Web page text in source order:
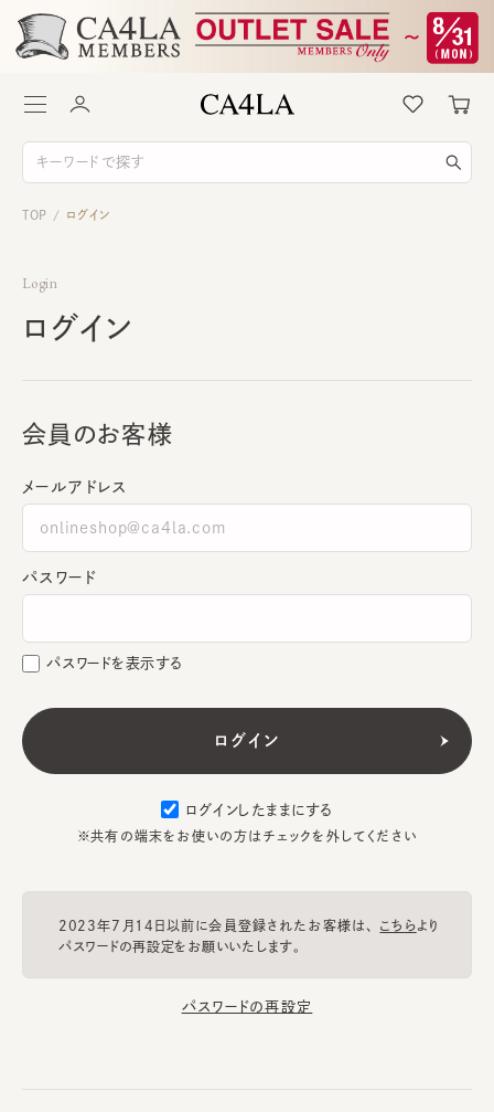
TOP / ログイン
Login
ログイン
会員のお客様
メールアドレス
パスワード
パスワードを表示する
ログインしたままにする
※共有の端末をお使いの方はチェックを外してください
2023年7月14日以前に会員登録されたお客様は、 こちらより
パスワードの再設定をお願いいたします。
パスワードの再設定